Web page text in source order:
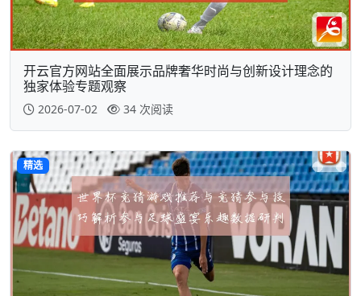
开云官方网站全面展示品牌奢华时尚与创新设计理念的
独家体验专题观察
2026-07-02 34 次阅读
精选